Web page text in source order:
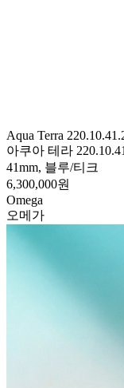
Aqua Terra
아쿠아 테라
41mm, 블루/티크
6,300,000원
Omega
오메가